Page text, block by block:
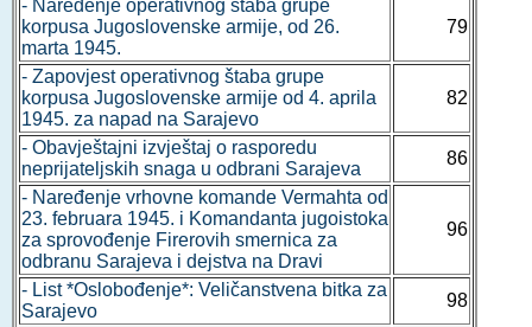
- Naređenje operativnog štaba grupe
korpusa Jugoslovenske armije, od 26.
marta 1945.
79
- Zapovjest operativnog štaba grupe
korpusa Jugoslovenske armije od 4. aprila
1945. za napad na Sarajevo
82
- Obavještajni izvještaj o rasporedu
neprijateljskih snaga u odbrani Sarajeva
86
- Naređenje vrhovne komande Vermahta od
23. februara 1945. i Komandanta jugoistoka
za sprovođenje Firerovih smernica za
odbranu Sarajeva i dejstva na Dravi
96
- List *Oslobođenje*: Veličanstvena bitka za
Sarajevo
98